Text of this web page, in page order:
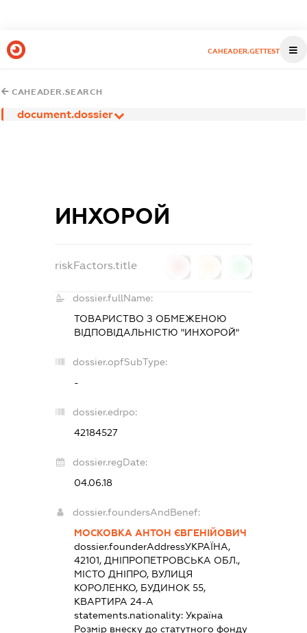
CAHEADER.GETTEST
CAHEADER.SEARCH
document.dossier
ИНХОРОЙ
riskFactors.title
dossier.fullName:
ТОВАРИСТВО З ОБМЕЖЕНОЮ
ВІДПОВІДАЛЬНІСТЮ "ИНХОРОЙ"
dossier.opfSubType:
-
dossier.edrpo:
42184527
dossier.regDate:
04.06.18
dossier.foundersAndBenef:
МОСКОВКА АНТОН ЄВГЕНІЙОВИЧ
dossier.founderAddressУКРАЇНА,
42101, ДНІПРОПЕТРОВСЬКА ОБЛ.,
МІСТО ДНІПРО, ВУЛИЦЯ
КОРОЛЕНКО, БУДИНОК 55,
КВАРТИРА 24-А
statements.nationality: Україна
Розмір внеску до статутного фонду